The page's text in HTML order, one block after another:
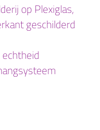
op Plexiglas,
geschilderd